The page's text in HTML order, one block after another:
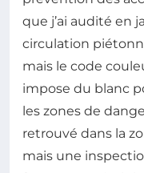
que j’ai audité en
circulation
mais le code
impose du blanc
les zones de
retrouvé dans la
mais une